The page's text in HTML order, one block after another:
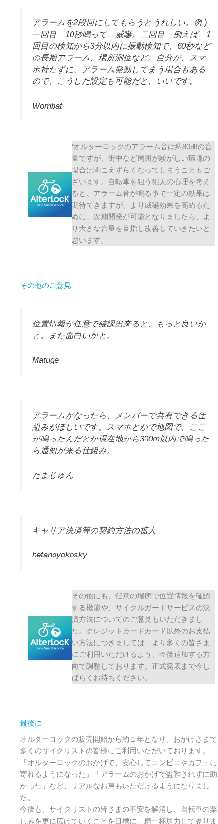
アラームを2段回にしてもらうとうれしい。例 )
一回目 10秒鳴って、威嚇。二回目 例えば、1
回目の検知から3分以内に振動検知で、60秒など
の長期アラーム、場所測位など。自分が、スマ
ホ持たずに、アラーム発動してまう場合もある
ので、こうした設定も可能だと、いいです。
Wombat
‘オルターロックのアラーム音は約80㏈の音
量ですが、街中など周囲が騒がしい環境の
場合は聞こえずらくなってしまうこともご
ざいます。自転車を狙う犯人の心理を考え
ると、アラーム音が鳴る事で一定の効果は
期待できますが、より威嚇効果を高めるた
めに、次期開発が可能となりましたら、よ
り大きな音量を目指し改善していきたいと
思います。
その他のご意見
位置情報が任意で確認出来ると、もっと良いか
と。また面白いかと。
Matuge
アラームがなったら、メンバーで共有できる仕
組みがほしいです。スマホとかで地図で、ここ
が鳴ったんだとか現在地から300m以内で鳴った
ら通知が来る仕組み。
たまじゅん
キャリア決済等の契約方法の拡大
hetanoyokosky
その他にも、任意の場所で位置情報を確認
する機能や、サイクルガードサービスの決
済方法についてのご意見もいただきまし
た。クレジットカードカード以外のお支払
い方法につきましては、より多くの皆さま
にご利用いただけるよう、今後追加する方
向で調整しております。正式発表まで今し
ばらくお待ちください。
最後に
オルターロックの販売開始から約１年となり、おかげさまで
多くのサイクリストの皆様にご利用いただいております。
「オルターロックのおかげで、安心してコンビニやカフェに
寄れるようになった」「アラームのおかげで盗難されずに助
かった」など、リアルなお声もいただけるようになりまし
た。
今後も、サイクリストの皆さまの不安を解消し、自転車の楽
しみを更に広げていくことを目標に、精一杯尽力して参りま